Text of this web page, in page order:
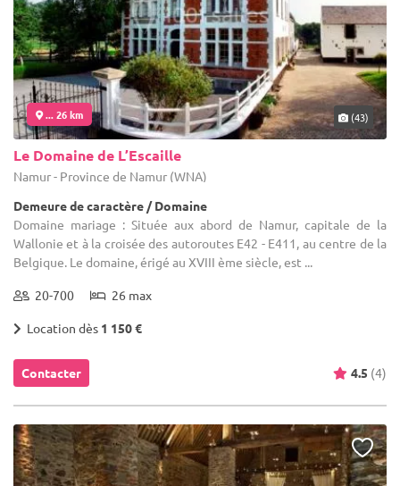
... 26 km (43)
Le Domaine de L’Escaille
Namur - Province de Namur (WNA)
Demeure de caractère / Domaine
Domaine mariage : Située aux abord de Namur, capitale de la
Wallonie et à la croisée des autoroutes E42 - E411, au centre de la
Belgique. Le domaine, érigé au XVIII ème siècle, est ...
20-700 26 max
Location dès 1 150 €
Contacter 4.5 (4)